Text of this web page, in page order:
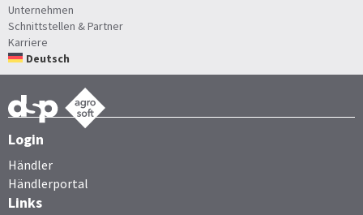
Unternehmen
Schnittstellen & Partner
Karriere
Deutsch
Login
Händler
Händlerportal
Links